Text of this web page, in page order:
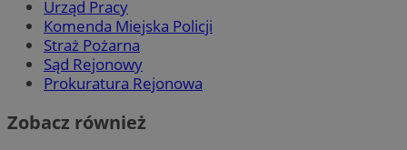
Urząd Pracy
Komenda Miejska Policji
Straż Pożarna
Sąd Rejonowy
Prokuratura Rejonowa
Zobacz również
__cf_bm